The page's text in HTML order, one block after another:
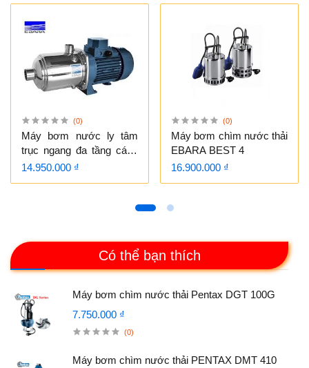
Có thể bạn thích
Máy bơm chìm nước thải Pentax DGT 100G
7.750.000 ₫
(0)
Máy bơm chìm nước thải PENTAX DMT 410
(0)
Máy bơm nước ly tâm
trục ngang đa tầng cánh
EBARA Matrix 10 -
14.950.000 ₫
(0)
Máy bơm chìm nước thải
EBARA BEST 4
16.900.000 ₫